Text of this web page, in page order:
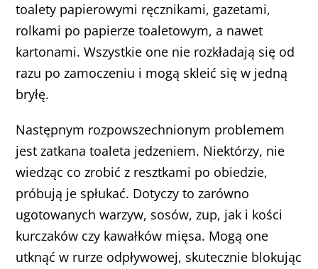
toalety papierowymi ręcznikami, gazetami,
rolkami po papierze toaletowym, a nawet
kartonami. Wszystkie one nie rozkładają się od
razu po zamoczeniu i mogą skleić się w jedną
bryłę.
Następnym rozpowszechnionym problemem
jest zatkana toaleta jedzeniem. Niektórzy, nie
wiedząc co zrobić z resztkami po obiedzie,
próbują je spłukać. Dotyczy to zarówno
ugotowanych warzyw, sosów, zup, jak i kości
kurczaków czy kawałków mięsa. Mogą one
utknąć w rurze odpływowej, skutecznie blokując